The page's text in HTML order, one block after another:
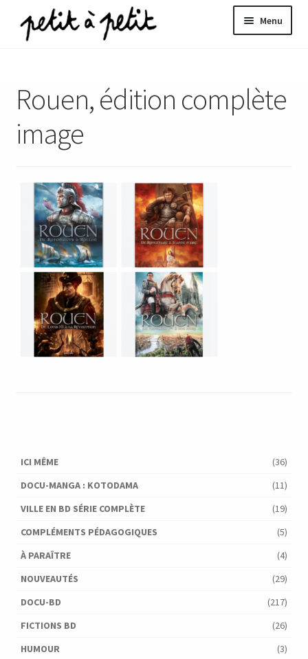
Aller
à
Aller
au
Menu
Rouen, édition complète
image
ICI MÊME
(36)
DOCU-MANGA : KOTODAMA
(11)
VILLE EN BD SÉRIE COMPLÈTE
(19)
COMPLÉMENTS PÉDAGOGIQUES
(5)
À PARAÎTRE
(4)
NOUVEAUTÉS
(29)
DOCU-BD
(217)
FICTIONS BD
(26)
HUMOUR
(3)